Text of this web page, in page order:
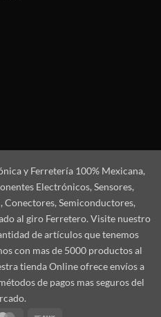
y Ferretería 100% Mexicana,
Electrónicos, Sensores,
Conectores, Semiconductores,
al giro Ferretero. Visite nuestro
de artículos que tenemos
con mas de 5000 productos al
tienda Online ofrece envíos a
de pagos mas seguros del